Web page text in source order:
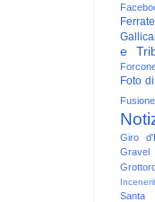
Ferrate
e
Foto
Fusione
Giro
Gravel
Santa